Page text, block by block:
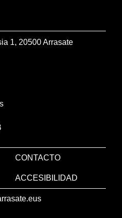
1, 20500 Arrasate
CONTACTO
ACCESIBILIDAD